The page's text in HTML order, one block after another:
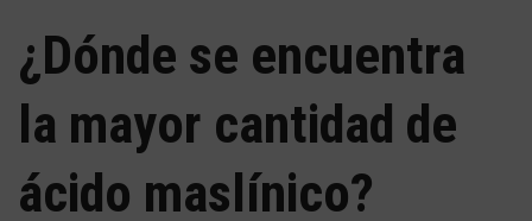
¿Dónde se encuentra
la mayor cantidad de
ácido maslínico?